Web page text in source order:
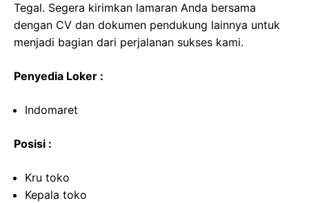
Tegal. Segera kirimkan lamaran Anda bersama
dengan CV dan dokumen pendukung lainnya untuk
menjadi bagian dari perjalanan sukses kami.
Penyedia Loker :
Indomaret
Posisi :
Kru toko
Kepala toko